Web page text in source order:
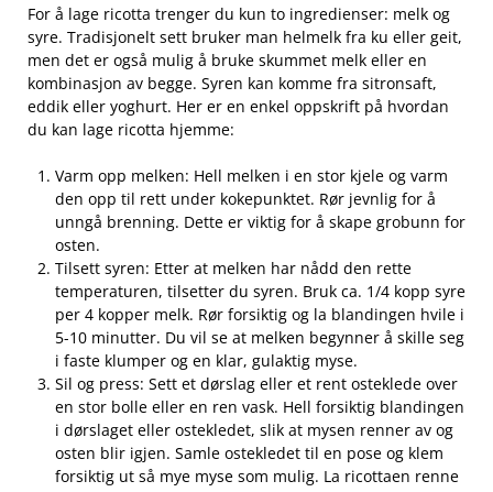
For å lage ricotta trenger du kun ‍to ingredienser: melk og
syre. Tradisjonelt ⁢sett⁢ bruker man helmelk fra ku eller ​geit,
men det er også mulig å bruke skummet melk eller en
kombinasjon av begge. Syren kan komme fra sitronsaft,
eddik eller yoghurt. Her er en enkel oppskrift på hvordan
du kan‍ lage ricotta hjemme:
Varm opp melken: Hell melken i en‍ stor kjele ‌og varm
den opp ⁤til rett ​under kokepunktet. Rør jevnlig for å
unngå brenning. Dette er viktig for å skape grobunn for
osten.
Tilsett syren: Etter at melken har nådd den rette
temperaturen, tilsetter ⁣du⁢ syren. Bruk ca. 1/4 kopp syre
per 4 kopper melk. Rør forsiktig og⁣ la blandingen ‍hvile‍ i
5-10 minutter. Du vil se at melken begynner å skille seg
i faste klumper og en klar, gulaktig myse.
Sil‍ og press: Sett ‌et dørslag eller‌ et rent osteklede over
en stor bolle eller en ren vask. Hell forsiktig blandingen
i dørslaget eller ostekledet, slik⁣ at mysen renner av og
osten blir igjen. Samle ostekledet til en pose og klem
⁣forsiktig ut så mye ‍myse som mulig. La ricottaen renne